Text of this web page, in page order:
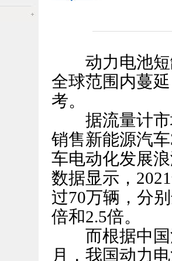
动力电池短缺
全球范围内蔓延
考。
据流量计市
销售新能源汽车
车电动化发展浪
数据显示，
过70万辆，分
倍和2.5倍。
而根据中国汽
月，我国